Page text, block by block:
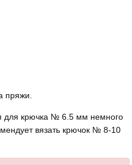
пряжи.
для крючка № 6.5 мм немного
вязать крючок № 8-10